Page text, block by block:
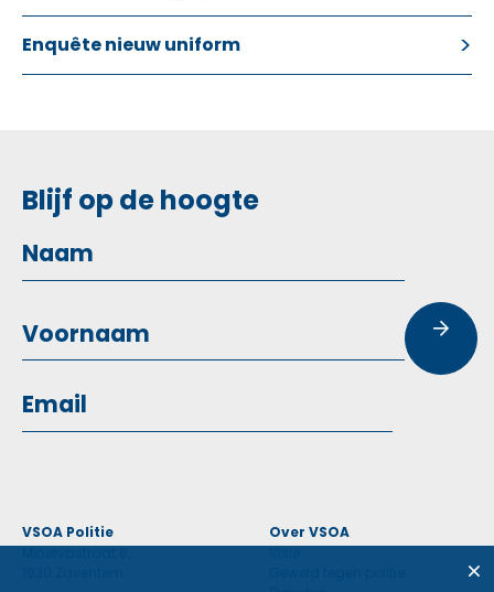
Enquête nieuw uniform
Blijf op de hoogte
VSOA Politie
Over VSOA